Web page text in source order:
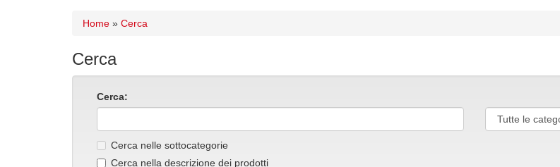
Home » Cerca
Cerca
Cerca:
Cerca nelle sottocategorie
Cerca nella descrizione dei prodotti